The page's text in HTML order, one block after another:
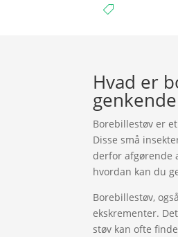

Hvad er
Borebillestøv er
Disse små
derfor afgørende
hvordan kan du
Borebillestøv,
ekskrementer.
støv kan ofte